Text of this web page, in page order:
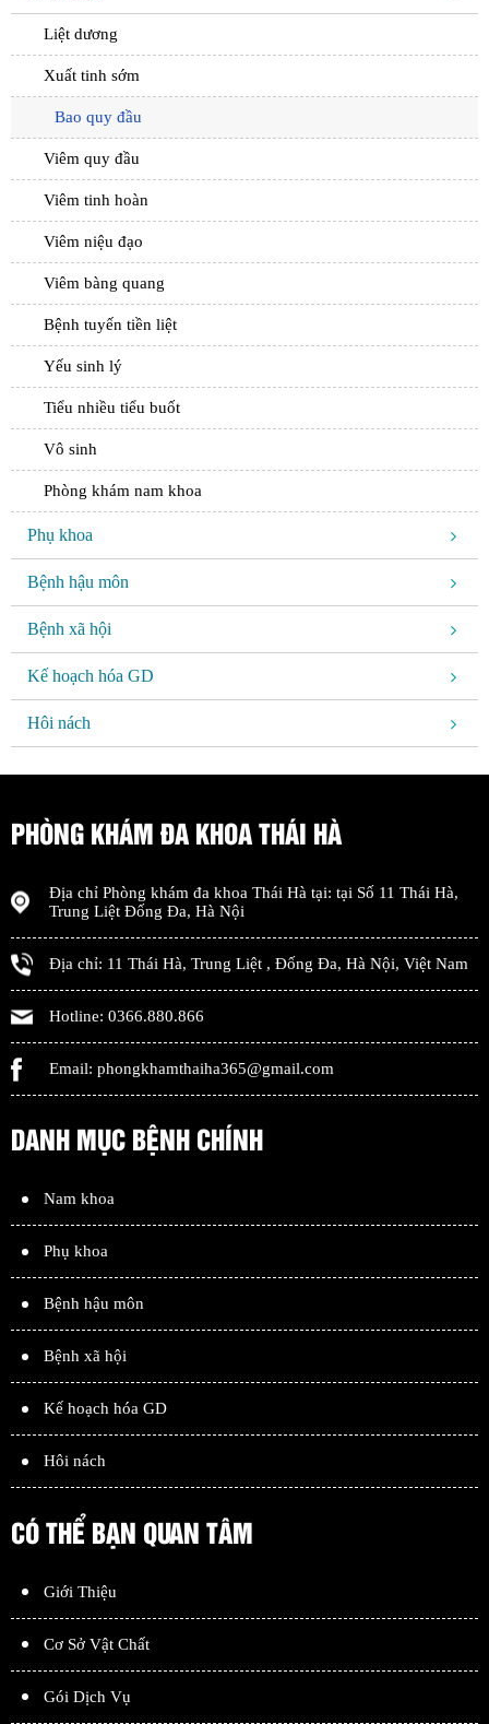
Liệt dương
Xuất tinh sớm
Bao quy đầu
Viêm quy đầu
Viêm tinh hoàn
Viêm niệu đạo
Viêm bàng quang
Bệnh tuyến tiền liệt
Yếu sinh lý
Tiểu nhiều tiểu buốt
Vô sinh
Phòng khám nam khoa
Phụ khoa
Bệnh hậu môn
Bệnh xã hội
Kế hoạch hóa GD
Hôi nách
PHÒNG KHÁM ĐA KHOA THÁI HÀ
Địa chỉ Phòng khám đa khoa Thái Hà tại: tại Số 11 Thái Hà,
Trung Liệt Đống Đa, Hà Nội
Địa chỉ: 11 Thái Hà, Trung Liệt , Đống Đa, Hà Nội, Việt Nam
Hotline: 0366.880.866
Email: phongkhamthaiha365@gmail.com
DANH MỤC BỆNH CHÍNH
Nam khoa
Phụ khoa
Bệnh hậu môn
Bệnh xã hội
Kế hoạch hóa GD
Hôi nách
CÓ THỂ BẠN QUAN TÂM
Giới Thiệu
Cơ Sở Vật Chất
Gói Dịch Vụ